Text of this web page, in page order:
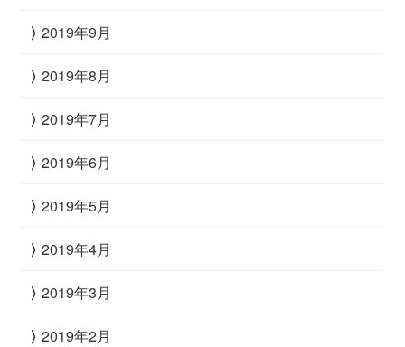
2019年9月
2019年8月
2019年7月
2019年6月
2019年5月
2019年4月
2019年3月
2019年2月